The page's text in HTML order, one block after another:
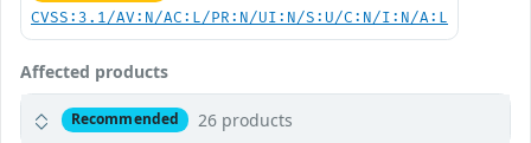
CVSS:3.1/AV:N/AC:L/PR:N/UI:N/S:U/C:N/I:N/A:L
Affected products
Recommended 26 products